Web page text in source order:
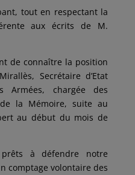
tout en respectant la
aux écrits de M.
de connaître la position
Secrétaire d’Etat
Armées, chargée des
la Mémoire, suite au
au début du mois de
à défendre notre
comptage volontaire des